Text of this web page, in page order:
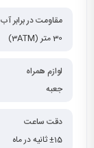
مقاومت در برابر آب
30 متر (3ATM)
لوازم همراه
جعبه
دقت ساعت
±15 ثانیه در ماه